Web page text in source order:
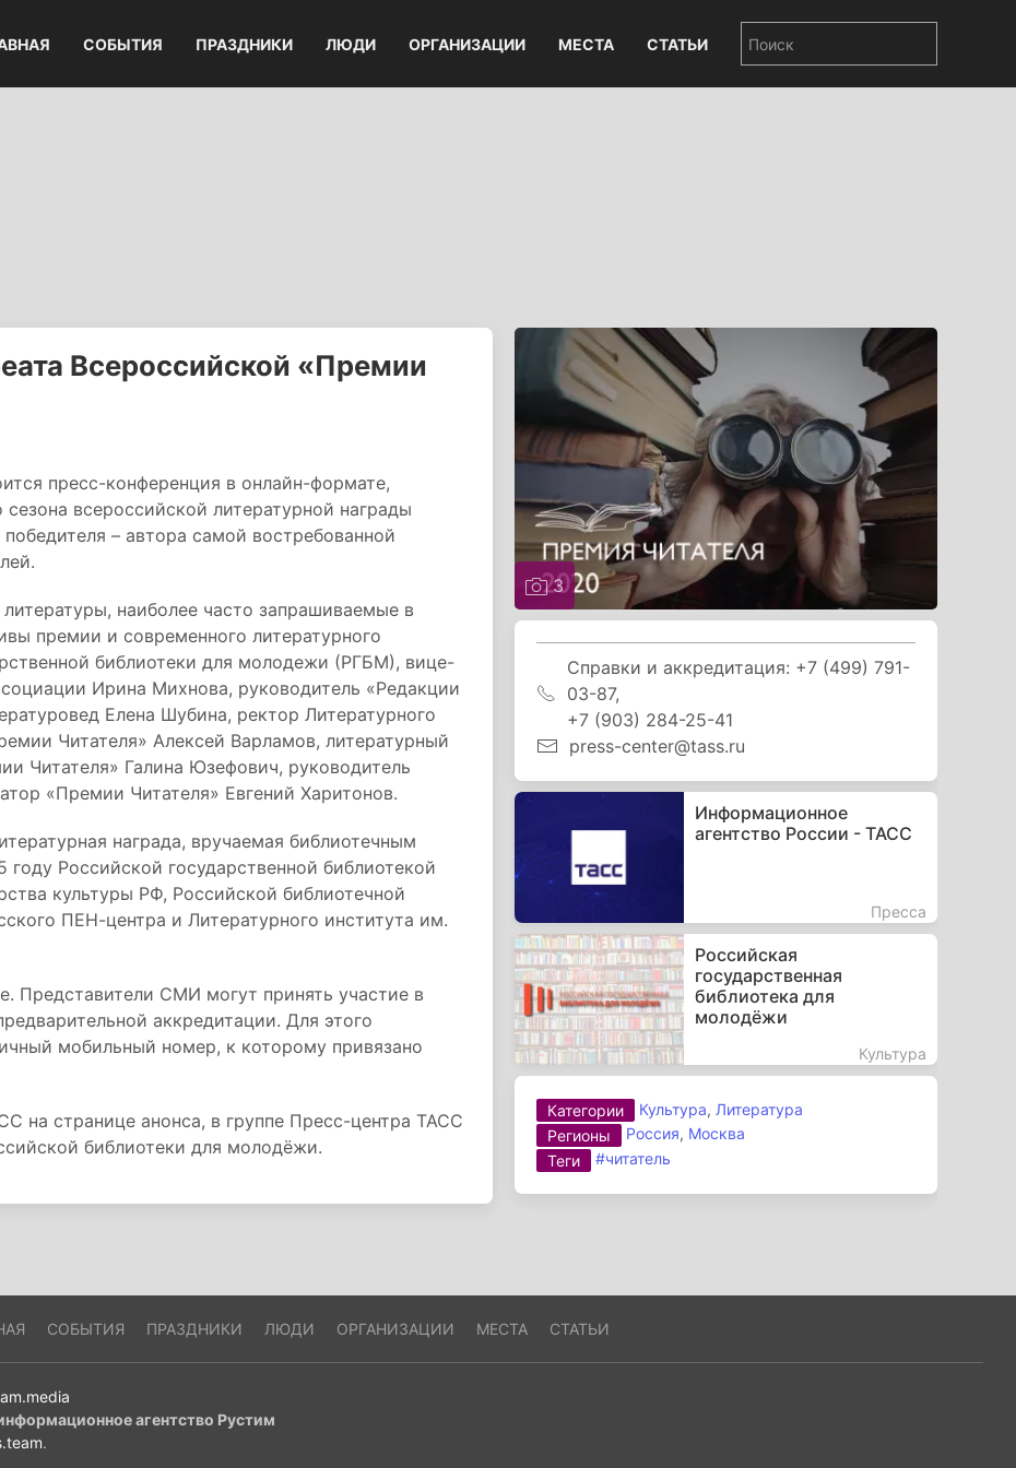
СОБЫТИЯ ПРАЗДНИКИ ЛЮДИ ОРГАНИЗАЦИИ МЕСТА СТАТЬИ
Всероссийской «Премии
пресс-конференция в онлайн-формате,
всероссийской литературной награды
– автора самой востребованной
наиболее часто запрашиваемые в
премии и современного литературного
библиотеки для молодежи (РГБМ), вице-
Ирина Михнова, руководитель «Редакции
Елена Шубина, ректор Литературного
Читателя» Алексей Варламов, литературный
Читателя» Галина Юзефович, руководитель
«Премии Читателя» Евгений Харитонов.
награда, вручаемая библиотечным
Российской государственной библиотекой
культуры РФ, Российской библиотечной
ПЕН-центра и Литературного института им.
Представители СМИ могут принять участие в
аккредитации. Для этого
мобильный номер, к которому привязано
на странице анонса, в группе Пресс-центра ТАСС
библиотеки для молодёжи.
3
Справки и аккредитация: +7 (499) 791-
03-87,
+7 (903) 284-25-41
press-center@tass.ru
Информационное
агентство России - ТАСС
Пресса
Российская
государственная
библиотека для
молодёжи
Культура
Категории Культура, Литература
Регионы
Россия, Москва
Теги
#читатель
СОБЫТИЯ ПРАЗДНИКИ ЛЮДИ ОРГАНИЗАЦИИ МЕСТА СТАТЬИ
агентство Рустим
.